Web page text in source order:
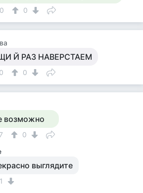
0 0
Й РАЗ НАВЕРСТАЕМ
0 0
возможно
0
выглядите
1